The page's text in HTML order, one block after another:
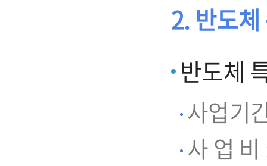
2. 반도
반도체
사업기
사 업